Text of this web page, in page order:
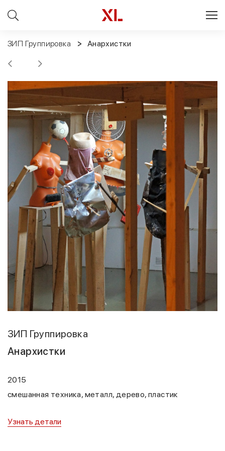
ЗИП Группировка Анархистки
ЗИП Группировка
Анархистки
2015
смешанная техника, металл, дерево, пластик
Узнать детали